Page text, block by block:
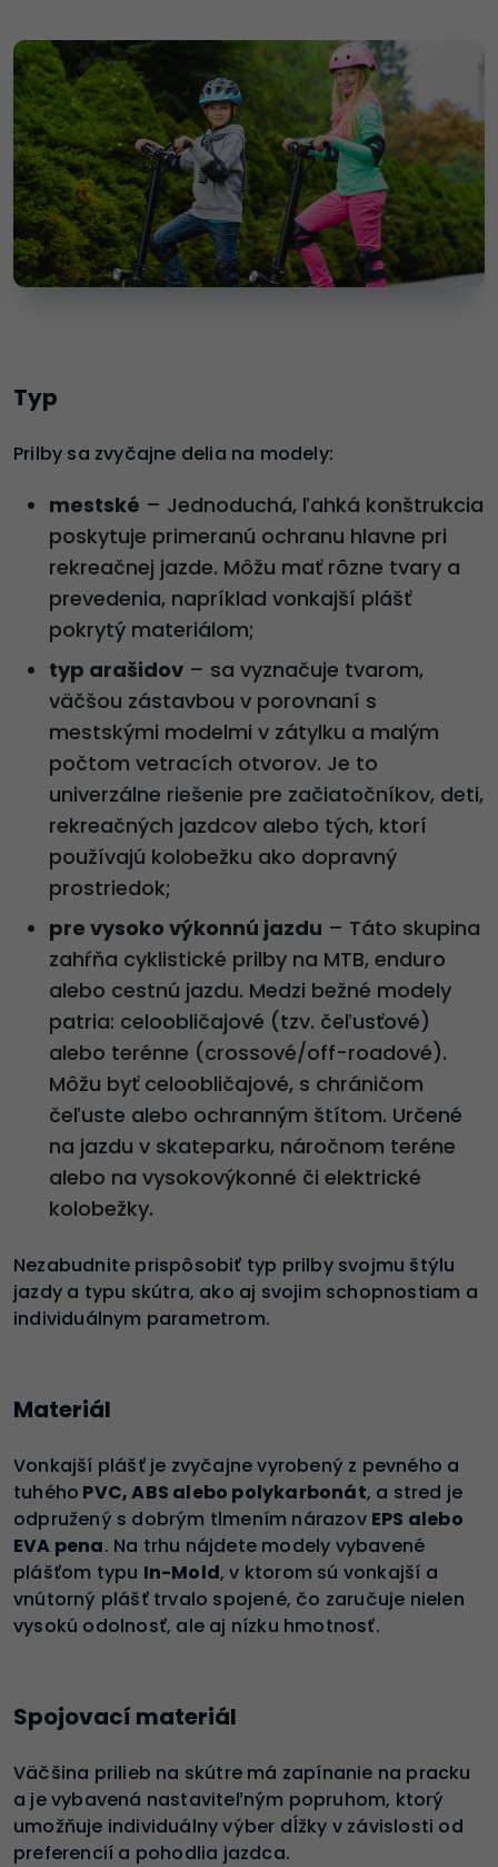
Typ
Prilby sa zvyčajne delia na modely:
mestské – Jednoduchá, ľahká konštrukcia
poskytuje primeranú ochranu hlavne pri
rekreačnej jazde. Môžu mať rôzne tvary a
prevedenia, napríklad vonkajší plášť
pokrytý materiálom;
typ arašidov – sa vyznačuje tvarom,
väčšou zástavbou v porovnaní s
mestskými modelmi v zátylku a malým
počtom vetracích otvorov. Je to
univerzálne riešenie pre začiatočníkov, deti,
rekreačných jazdcov alebo tých, ktorí
používajú kolobežku ako dopravný
prostriedok;
pre vysoko výkonnú jazdu – Táto skupina
zahŕňa cyklistické prilby na MTB, enduro
alebo cestnú jazdu. Medzi bežné modely
patria: celoobličajové (tzv. čeľusťové)
alebo terénne (crossové/off-roadové).
Môžu byť celoobličajové, s chráničom
čeľuste alebo ochranným štítom. Určené
na jazdu v skateparku, náročnom teréne
alebo na vysokovýkonné či elektrické
kolobežky.
Nezabudnite prispôsobiť typ prilby svojmu štýlu
jazdy a typu skútra, ako aj svojim schopnostiam a
individuálnym parametrom.
Materiál
Vonkajší plášť je zvyčajne vyrobený z pevného a
tuhého PVC, ABS alebo polykarbonát, a stred je
odpružený s dobrým tlmením nárazov EPS alebo
EVA pena. Na trhu nájdete modely vybavené
plášťom typu In-Mold, v ktorom sú vonkajší a
vnútorný plášť trvalo spojené, čo zaručuje nielen
vysokú odolnosť, ale aj nízku hmotnosť.
Spojovací materiál
Väčšina prilieb na skútre má zapínanie na pracku
a je vybavená nastaviteľným popruhom, ktorý
umožňuje individuálny výber dĺžky v závislosti od
preferencií a pohodlia jazdca.